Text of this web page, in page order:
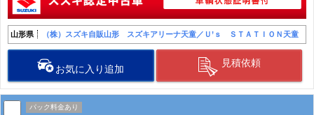
山形県 （株）スズキ自販山形 スズキアリーナ天童／Ｕ’ｓ ＳＴＡＴＩＯＮ天童
お気に入り追加
見積依頼
パック料金あり